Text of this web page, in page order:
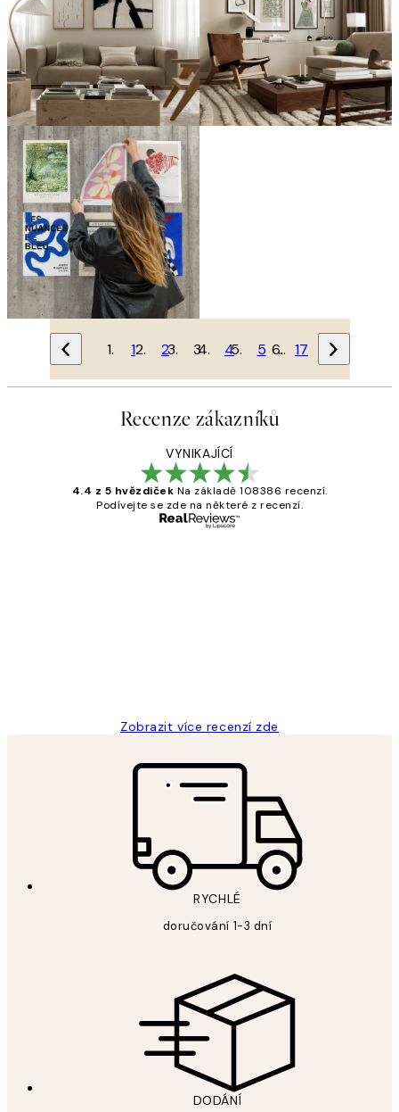
1 2 3 4 5 … 17
Recenze zákazníků
VYNIKAJÍCÍ
4.4 z 5 hvězdiček Na základě 108386 recenzí.
Podívejte se zde na některé z recenzí.
Zobrazit více recenzí zde
RYCHLÉ
doručování 1-3 dní
DODÁNÍ